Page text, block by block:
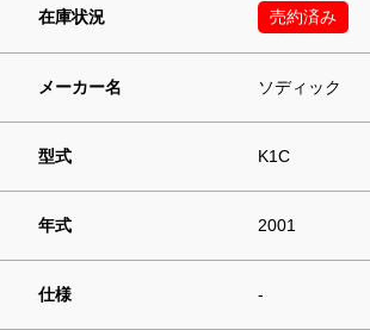
在庫状況 売約済み
メーカー名 ソディック
型式 K1C
年式 2001
仕様 -